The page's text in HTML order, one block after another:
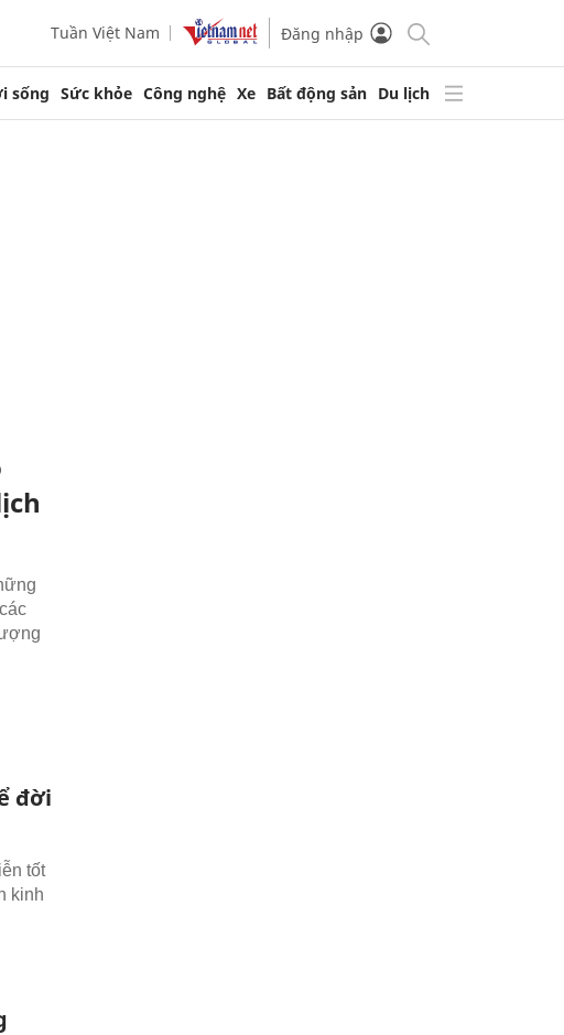
Tuần Việt Nam Đăng nhập
sống Sức khỏe Công nghệ Xe Bất động sản Du lịch
đời
tốt
kinh